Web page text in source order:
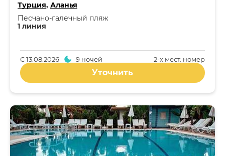
Турция, Аланья
1 линия
Песчано-галечный пляж
2-x мест. номер
С13.08.2026 9 ночей
Уточнить